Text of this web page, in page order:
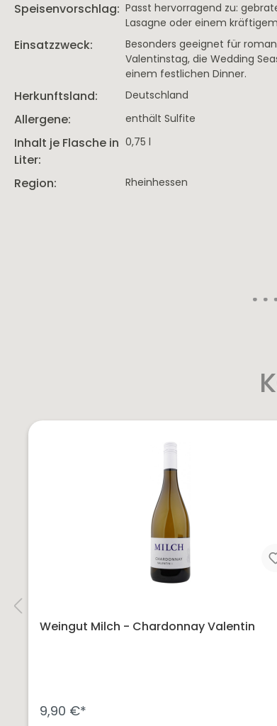
Speisenvorschlag: Passt hervorragend zu:
Lasagne oder einem
Einsatzzweck:
Besonders geeignet für
Valentinstag, die Wedding
einem festlichen Dinner.
Herkunftsland: Deutschland
Allergene: enthält Sulfite
Inhalt je Flasche in
Liter:
0,75 l
Region: Rheinhessen
Weingut Milch - Chardonnay Valentin
9,90 €*